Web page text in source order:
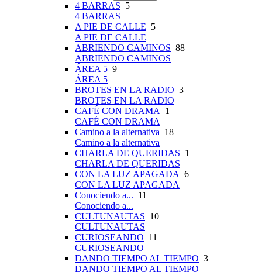
4 BARRAS 5
4 BARRAS
A PIE DE CALLE 5
A PIE DE CALLE
ABRIENDO CAMINOS 88
ABRIENDO CAMINOS
ÁREA 5 9
ÁREA 5
BROTES EN LA RADIO 3
BROTES EN LA RADIO
CAFÉ CON DRAMA 1
CAFÉ CON DRAMA
Camino a la alternativa 18
Camino a la alternativa
CHARLA DE QUERIDAS 1
CHARLA DE QUERIDAS
CON LA LUZ APAGADA 6
CON LA LUZ APAGADA
Conociendo a... 11
Conociendo a...
CULTUNAUTAS 10
CULTUNAUTAS
CURIOSEANDO 11
CURIOSEANDO
DANDO TIEMPO AL TIEMPO 3
DANDO TIEMPO AL TIEMPO